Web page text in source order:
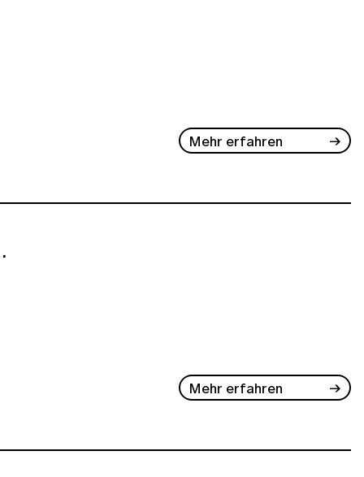
Mehr erfahren
Mehr erfahren